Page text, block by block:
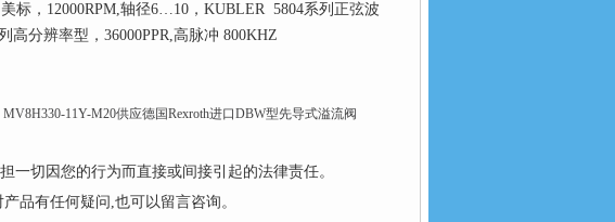
标，12000RPM,轴径6…10，KUBLER 5804系列正弦波
分辨率型，36000PPR,高脉冲 800KHZ
MV8H330-11Y-M20供应德国Rexroth进口DBW型先导式溢流阀
一切因您的行为而直接或间接引起的法律责任。
品有任何疑问,也可以留言咨询。